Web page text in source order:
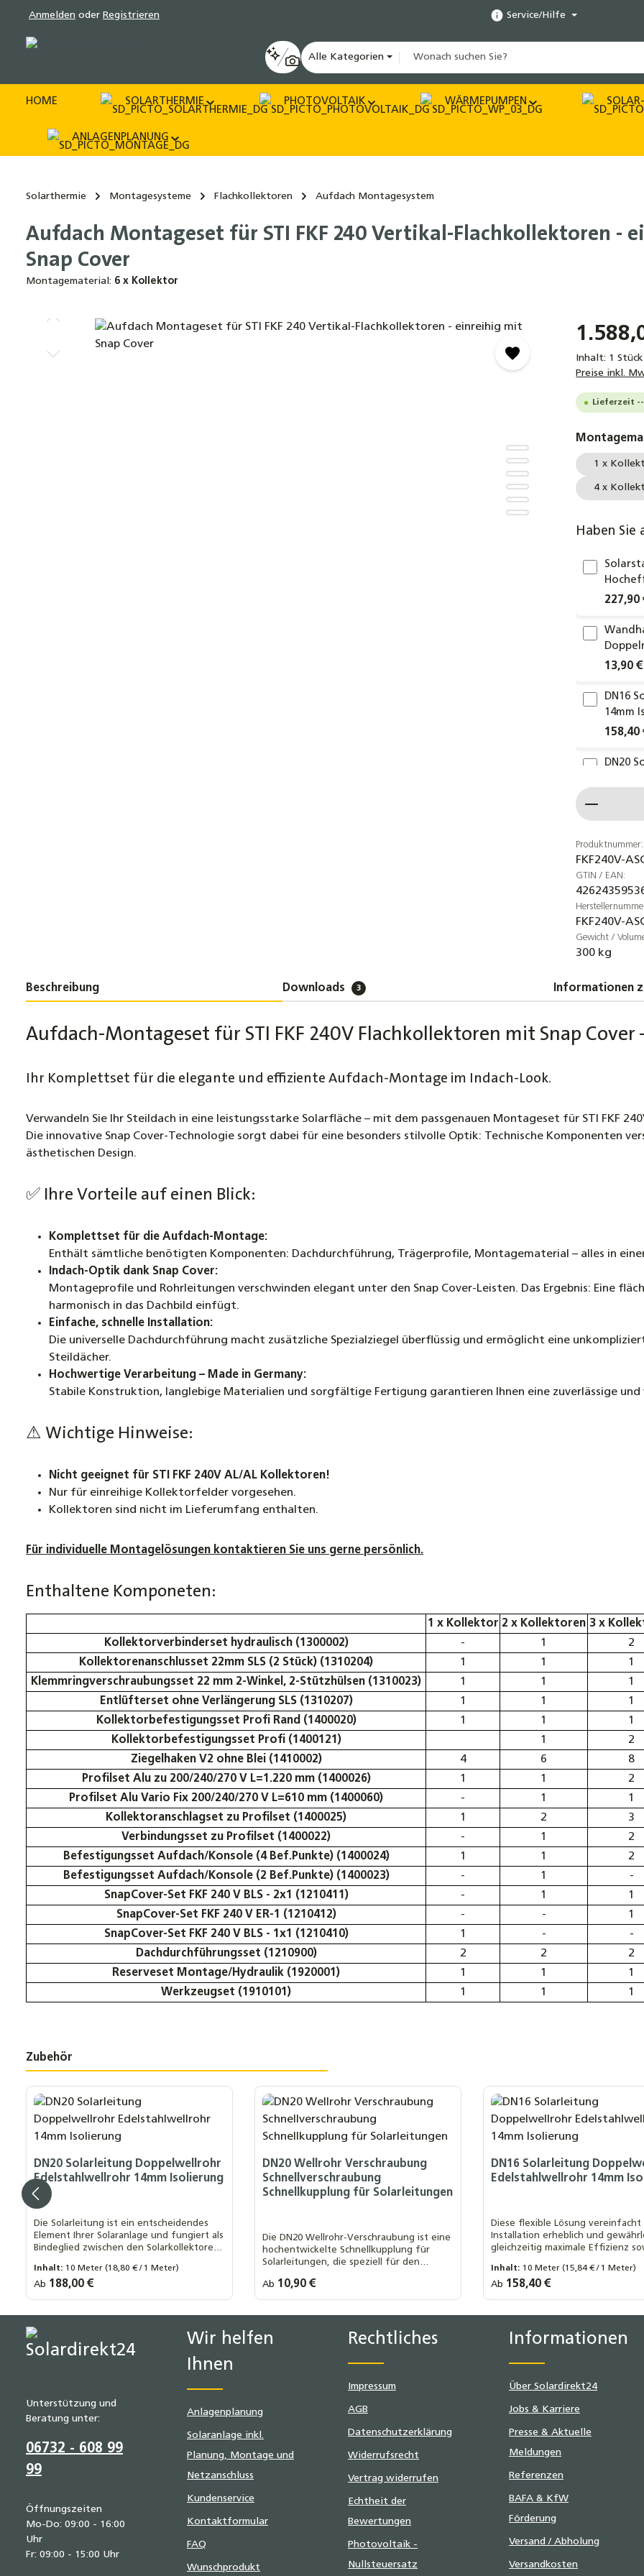
Zur Hauptnavigation springen
Anmelden oder Registrieren Service/Hilfe
Alle Kategorien
HOME SOLARTHERMIE PHOTOVOLTAIK WÄRMEPUMPEN
ANLAGENPLANUNG
Solarthermie Montagesysteme Flachkollektoren Aufdach Montagesystem
Aufdach Montageset für STI FKF 240 Vertikal-Flachkollektoren -
Snap Cover
Montagematerial: 6 x Kollektor
Bildergalerie überspringen
Inhalt: 1 Stück
Preise inkl.
Lieferzeit
1 x
4 x
Haben Sie
227,90
13,90 €
DN16
14mm
158,40
DN20
188,00
180 cm
19,90 €
DN16
8,70 €
DN20
STI
564,00 €
Produktnummer:
FKF240V-
GTIN / EAN:
FKF240V-
Gewicht /
300 kg
Beschreibung Downloads 3 Informationen
Aufdach-Montageset für STI FKF 240V Flachkollektoren mit Snap
Ihr Komplettset für die elegante und effiziente Aufdach-Montage im Indach-Look.
Verwandeln Sie Ihr Steildach in eine leistungsstarke Solarfläche – mit dem passgenauen Montageset für STI FKF
Die innovative Snap Cover-Technologie sorgt dabei für eine besonders stilvolle Optik: Technische Komponenten
ästhetischen Design.
✅ Ihre Vorteile auf einen Blick:
Komplettset für die Aufdach-Montage:
Enthält sämtliche benötigten Komponenten: Dachdurchführung, Trägerprofile, Montagematerial – alles in
Indach-Optik dank Snap Cover:
Montageprofile und Rohrleitungen verschwinden elegant unter den Snap Cover-Leisten. Das Ergebnis: Eine
harmonisch in das Dachbild einfügt.
Einfache, schnelle Installation:
Die universelle Dachdurchführung macht zusätzliche Spezialziegel überflüssig und ermöglicht eine
Steildächer.
Hochwertige Verarbeitung – Made in Germany:
Stabile Konstruktion, langlebige Materialien und sorgfältige Fertigung garantieren Ihnen eine zuverlässige
⚠ Wichtige Hinweise:
Nicht geeignet für STI FKF 240V AL/AL Kollektoren!
Nur für einreihige Kollektorfelder vorgesehen.
Kollektoren sind nicht im Lieferumfang enthalten.
Für individuelle Montagelösungen kontaktieren Sie uns gerne persönlich.
Enthaltene Komponeten:
1 x Kollektor 2 x Kollektoren 3 x
Kollektorverbinderset hydraulisch (1300002)
- 1 2
Kollektorenanschlusset 22mm SLS (2 Stück) (1310204)
1 1 1
Klemmringverschraubungsset 22 mm 2-Winkel, 2-Stützhülsen (1310023)
1 1 1
Entlüfterset ohne Verlängerung SLS (1310207)
1 1 1
Kollektorbefestigungsset Profi Rand (1400020)
1 1 1
Kollektorbefestigungsset Profi (1400121)
1 2
Ziegelhaken V2 ohne Blei (1410002)
4 6 8
Profilset Alu zu 200/240/270 V L=1.220 mm (1400026)
1 1 2
Profilset Alu Vario Fix 200/240/270 V L=610 mm (1400060)
- 1 1
Kollektoranschlagset zu Profilset (1400025)
1 2 3
Verbindungsset zu Profilset (1400022)
- 1 2
Befestigungsset Aufdach/Konsole (4 Bef.Punkte) (1400024)
1 1 2
Befestigungsset Aufdach/Konsole (2 Bef.Punkte) (1400023)
- 1 -
SnapCover-Set FKF 240 V BLS - 2x1 (1210411)
- 1 1
SnapCover-Set FKF 240 V ER-1 (1210412)
- - 1
SnapCover-Set FKF 240 V BLS - 1x1 (1210410)
1 - -
Dachdurchführungsset (1210900)
2 2 2
Reserveset Montage/Hydraulik (1920001)
1 1 1
Werkzeugset (1910101)
1 1 1
Zubehör
Produktgalerie überspringen
DN20 Solarleitung Doppelwellrohr
Edelstahlwellrohr 14mm Isolierung
Die Solarleitung ist ein entscheidendes
Element Ihrer Solaranlage und fungiert als
Bindeglied zwischen den Solarkollektoren
Inhalt: 10 Meter(18,80 € / 1 Meter)
Regulärer Preis:
Ab 188,00 €
Länge Wellrohr:
10 Meter
DN20 Wellrohr Verschraubung
Schnellverschraubung
Schnellkupplung für Solarleitungen
Die DN20 Wellrohr-Verschraubung ist eine
hochentwickelte Schnellkupplung für
Solarleitungen, die speziell für den
Regulärer Preis:
Ab 10,90 €
Art Wellrohrverschraubung größen:
DN20 x 3/4 Zoll AG
DN16 Solarleitung
Edelstahlwellrohr 14mm
Diese flexible Lösung vereinfacht
Installation erheblich und
gleichzeitig maximale Effizienz
Inhalt: 10 Meter(15,84 € / 1 Meter)
Regulärer Preis:
Ab 158,40 €
Länge Wellrohr:
10 Meter
Unterstützung und
Beratung unter:
06732 - 608 99
99
Öffnungszeiten
Mo-Do: 09:00 - 16:00
Uhr
Fr: 09:00 - 15:00 Uhr
Wir helfen
Ihnen
Anlagenplanung
Solaranlage inkl.
Planung, Montage und
Netzanschluss
Kundenservice
Kontaktformular
FAQ
Wunschprodukt
Rechtliches
Impressum
AGB
Datenschutzerklärung
Widerrufsrecht
Vertrag widerrufen
Echtheit der
Bewertungen
Photovoltaik -
Nullsteuersatz
Informationen
Über Solardirekt24
Jobs & Karriere
Presse & Aktuelle
Meldungen
Referenzen
BAFA & KfW
Förderung
Versand / Abholung
Versandkosten